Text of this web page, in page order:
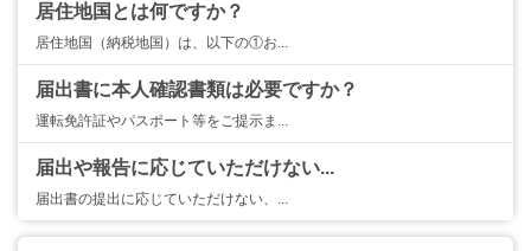
居住地国とは何ですか？
居住地国（納税地国）は、以下の①お...
届出書に本人確認書類は必要ですか？
運転免許証やパスポート等をご提示ま...
届出や報告に応じていただけない...
届出書の提出に応じていただけない、...